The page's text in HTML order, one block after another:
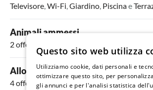
Televisore Wi-Fi Giardino Piscinae
Animali ammessi
2 offerte
Alloggi con piscina
4 offerte
Questo sito web utilizza
Utilizziamo cookie, dati personali e
ottimizzare questo sito, per
gli annunci e per l'analisi statistica